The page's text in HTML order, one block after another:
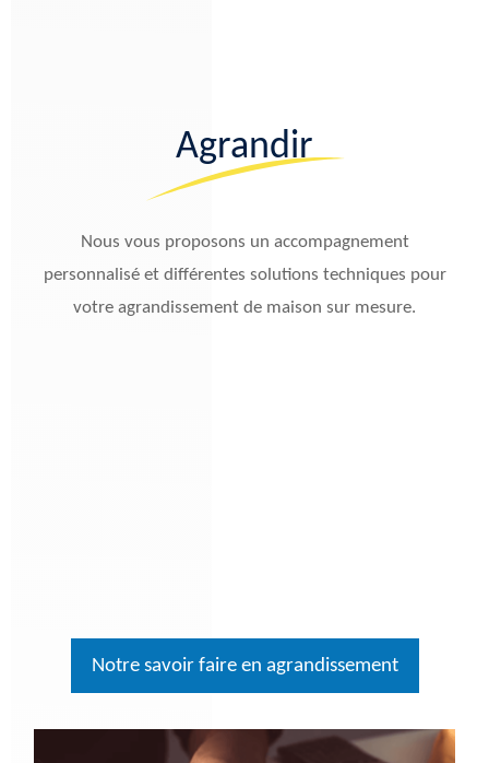
Agrandir
Nous vous proposons un accompagnement
personnalisé et différentes solutions techniques pour
votre agrandissement de maison sur mesure.
Notre savoir faire en agrandissement